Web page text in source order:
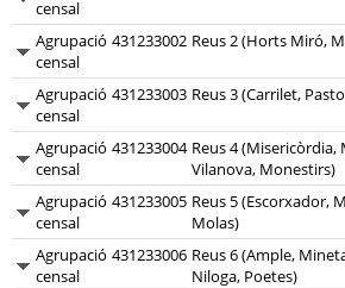
censal
Agrupació
censal
431233002 Reus 2 (Horts Miró,
Agrupació
censal
431233003 Reus 3 (Carrilet,
Agrupació
censal
431233004 Reus 4 (Misericòrdia,
Vilanova, Monestirs)
Agrupació
censal
431233005 Reus 5 (Escorxador,
Molas)
Agrupació
censal
431233006 Reus 6 (Ample,
Niloga, Poetes)